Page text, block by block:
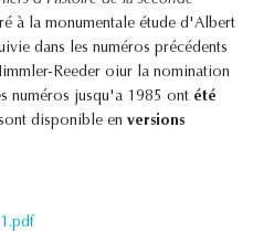
à la monumentale étude d'Albert
dans les numéros précédents
Reeder oiur la nomination
numéros jusqu'a 1985 ont été
disponible en versions